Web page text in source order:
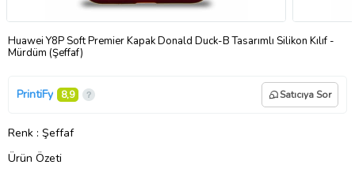
Huawei Y8P Soft Premier Kapak Donald Duck-B Tasarımlı Silikon Kılıf -
Mürdüm (Şeffaf)
PrintiFy 8,9 Satıcıya Sor
Renk : Şeffaf
Ürün Özeti